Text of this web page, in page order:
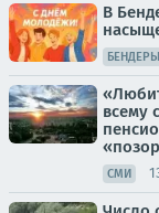
В
БЕНДЕРЫ
всему
СМИ